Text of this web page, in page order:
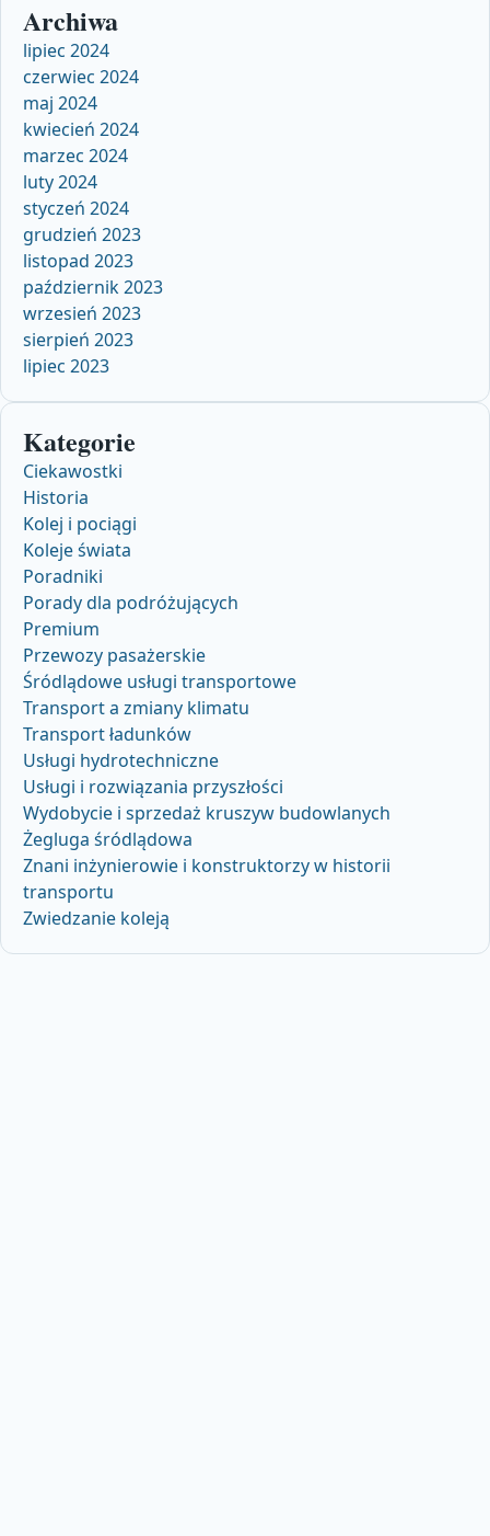
Archiwa
lipiec 2024
czerwiec 2024
maj 2024
kwiecień 2024
marzec 2024
luty 2024
styczeń 2024
grudzień 2023
listopad 2023
październik 2023
wrzesień 2023
sierpień 2023
lipiec 2023
Kategorie
Ciekawostki
Historia
Kolej i pociągi
Koleje świata
Poradniki
Porady dla podróżujących
Premium
Przewozy pasażerskie
Śródlądowe usługi transportowe
Transport a zmiany klimatu
Transport ładunków
Usługi hydrotechniczne
Usługi i rozwiązania przyszłości
Wydobycie i sprzedaż kruszyw budowlanych
Żegluga śródlądowa
Znani inżynierowie i konstruktorzy w historii
transportu
Zwiedzanie koleją